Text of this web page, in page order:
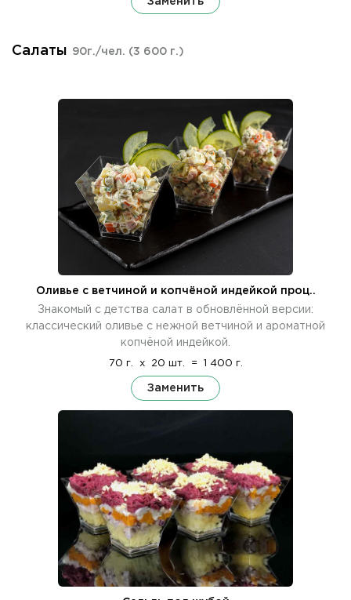
Салаты 90г./чел. (3 600 г.)
Оливье с ветчиной и копчёной индейкой проц..
Знакомый с детства салат в обновлённой версии:
классический оливье с нежной ветчиной и ароматной
копчёной индейкой.
70 г. x 20 шт. = 1 400 г.
Заменить